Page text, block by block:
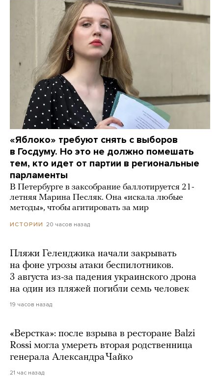
«Яблоко» требуют снять с выборов
в Госдуму. Но это не должно помешать
тем, кто идет от партии в региональные
парламенты
В Петербурге в заксобрание баллотируется 21-
летняя Марина Песляк. Она «искала любые
методы», чтобы агитировать за мир
ИСТОРИИ 20 часов назад
Пляжи Геленджика начали закрывать
на фоне угрозы атаки беспилотников.
3 августа из-за падения украинского дрона
на один из пляжей погибли семь человек
19 часов назад
«Верстка»: после взрыва в ресторане Balzi
Rossi могла умереть вторая родственница
генерала Александра Чайко
21 час назад